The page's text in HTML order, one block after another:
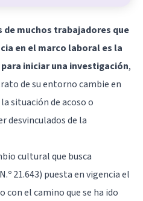
de muchos trabajadores que
en el marco laboral es la
iniciar una investigación,
de su entorno cambie en
situación de acoso o
desvinculados de la
cultural que busca
21.643) puesta en vigencia el
con el camino que se ha ido